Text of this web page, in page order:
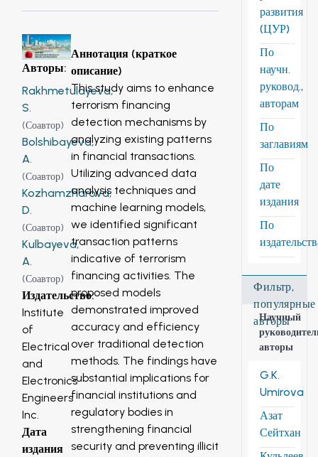
Авторы:
Rakhmetulayeva,
S.
(Соавтор)
Bolshibayeva,
A.
(Соавтор)
Kozhamzharova,
D.
(Соавтор)
Kulbayeva,
A.
(Соавтор)
Издательство:
Institute
of
Electrical
and
Electronics
Engineers
Inc.
Дата
издания
Аннотация (краткое
описание)
This study aims to enhance
terrorism financing
detection mechanisms by
analyzing existing patterns
in financial transactions.
Utilizing advanced data
analysis techniques and
machine learning models,
we identified significant
transaction patterns
indicative of terrorism
financing activities. The
proposed models
demonstrated improved
accuracy and efficiency
over traditional detection
methods. The findings have
substantial implications for
financial institutions and
regulatory bodies in
strengthening financial
security and preventing illicit
развития
(ЦУР)
По
научн.
руковод.,
авторам
По
заглавиям
По
дате
издания
По
Фильтр,
популярные
авторы
Научный
авторы
G.K.
Umirova
Азат
Сейтхан